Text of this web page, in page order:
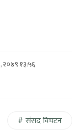
२०७९ १३:५६
संसद विघटन